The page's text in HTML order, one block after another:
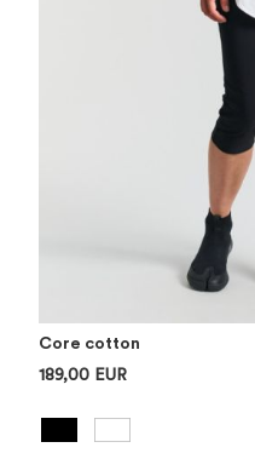
Core cotton
189,00 EUR